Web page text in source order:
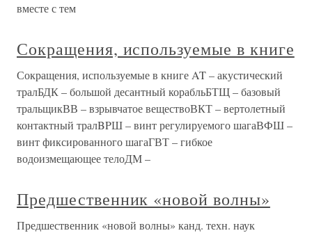
вместе с тем
Сокращения, используемые в книге
Сокращения, используемые в книге AT – акустический
тралБДК – большой десантный корабльБТЩ – базовый
тральщикВВ – взрывчатое веществоВКТ – вертолетный
контактный тралBPШ – винт регулируемого шагаВФШ –
винт фиксированного шагаГВТ – гибкое
водоизмещающее телоДМ –
Предшественник «новой волны»
Предшественник «новой волны» канд. техн. наук